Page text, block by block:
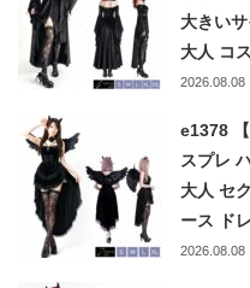
大きい
大人 コ
ネック
2026.08.08
e1378
スプレ
大人 セ
ース ド
送料無
2026.08.08